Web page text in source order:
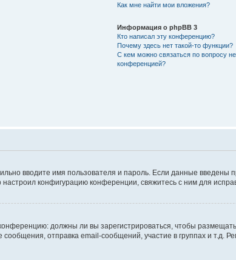
Как мне найти мои вложения?
Информация о phpBB 3
Кто написал эту конференцию?
Почему здесь нет такой-то функции?
С кем можно связаться по вопросу
конференцией?
вводите имя пользователя и пароль. Если данные
конфигурацию конференции, свяжитесь с ним для
должны ли вы зарегистрироваться, чтобы
отправка email-сообщений, участие в группах и т.д.